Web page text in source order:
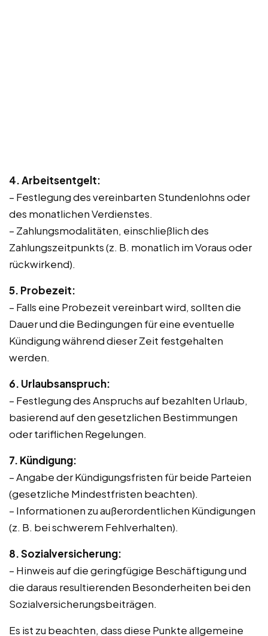
4. Arbeitsentgelt:
– Festlegung des vereinbarten Stundenlohns oder
des monatlichen Verdienstes.
– Zahlungsmodalitäten, einschließlich des
Zahlungszeitpunkts (z. B. monatlich im Voraus oder
rückwirkend).
5. Probezeit:
– Falls eine Probezeit vereinbart wird, sollten die
Dauer und die Bedingungen für eine eventuelle
Kündigung während dieser Zeit festgehalten
werden.
6. Urlaubsanspruch:
– Festlegung des Anspruchs auf bezahlten Urlaub,
basierend auf den gesetzlichen Bestimmungen
oder tariflichen Regelungen.
7. Kündigung:
– Angabe der Kündigungsfristen für beide Parteien
(gesetzliche Mindestfristen beachten).
– Informationen zu außerordentlichen Kündigungen
(z. B. bei schwerem Fehlverhalten).
8. Sozialversicherung:
– Hinweis auf die geringfügige Beschäftigung und
die daraus resultierenden Besonderheiten bei den
Sozialversicherungsbeiträgen.
Es ist zu beachten, dass diese Punkte allgemeine